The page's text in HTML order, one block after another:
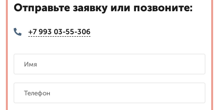
Отправьте заявку или позвоните:
+7 993 03-55-306